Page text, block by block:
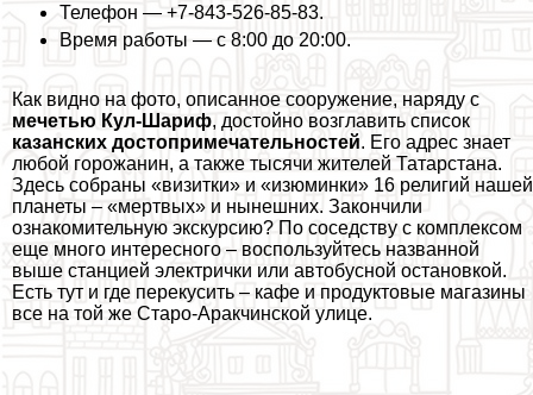
Телефон — +7-843-526-85-83.
Время работы — с 8:00 до 20:00.
Как видно на фото, описанное сооружение, наряду с
мечетью Кул-Шариф, достойно возглавить список
казанских достопримечательностей. Его адрес знает
любой горожанин, а также тысячи жителей Татарстана.
Здесь собраны «визитки» и «изюминки» 16 религий нашей
планеты – «мертвых» и нынешних. Закончили
ознакомительную экскурсию? По соседству с комплексом
еще много интересного – воспользуйтесь названной
выше станцией электрички или автобусной остановкой.
Есть тут и где перекусить – кафе и продуктовые магазины
все на той же Старо-Аpaкчинской улице.